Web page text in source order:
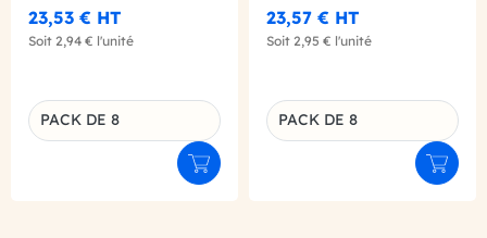
23,53 € HT
Soit 2,94 € l'unité
Déclinaison du produit
PACK DE 8
Ajouter au panier
23,57 € HT
Soit 2,95 € l'unité
Déclinaison du produit
PACK DE 8